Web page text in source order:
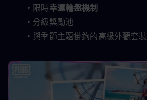
限時幸運輪盤機制
分級獎勵池
與季節主題掛鉤的高級外觀套裝